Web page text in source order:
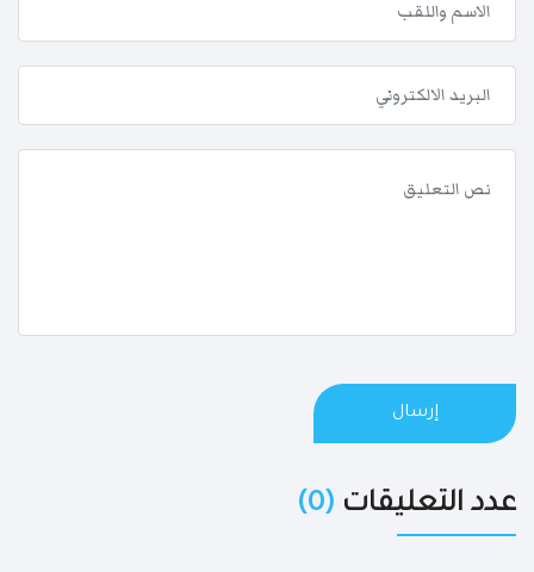
إرسال
عدد التعليقات (0)